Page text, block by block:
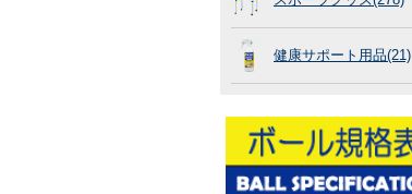
健康サポート用品(21)